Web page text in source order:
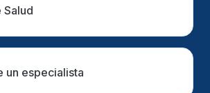
Salud
un especialista